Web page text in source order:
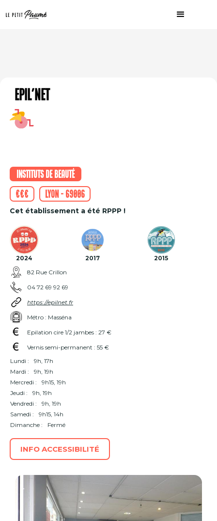
Epil'Net
Instituts de beauté
€€€
Lyon - 69006
Cet établissement a été RPPP !
2024 2017
2015
82 Rue Crillon
04 72 69 92 69
https://epilnet.fr
Métro : Masséna
Epilation cire 1/2 jambes : 27 €
Vernis semi-permanent : 55 €
Lundi :
9h, 17h
Mardi :
9h, 19h
Mercredi :
9h15, 19h
Jeudi :
9h, 19h
Vendredi :
9h, 19h
Samedi :
9h15, 14h
Dimanche :
Fermé
INFO ACCESSIBILITÉ